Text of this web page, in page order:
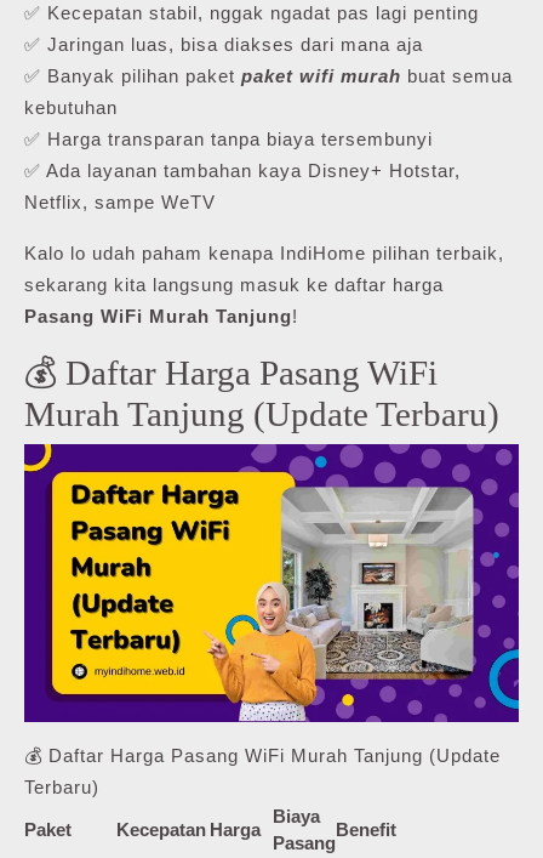
✅ Kecepatan stabil, nggak ngadat pas lagi penting
✅ Jaringan luas, bisa diakses dari mana aja
✅ Banyak pilihan paket paket wifi murah buat semua
kebutuhan
✅ Harga transparan tanpa biaya tersembunyi
✅ Ada layanan tambahan kaya Disney+ Hotstar,
Netflix, sampe WeTV
Kalo lo udah paham kenapa IndiHome pilihan terbaik,
sekarang kita langsung masuk ke daftar harga
Pasang WiFi Murah Tanjung!
💰 Daftar Harga Pasang WiFi
Murah Tanjung (Update Terbaru)
💰 Daftar Harga Pasang WiFi Murah Tanjung (Update
Terbaru)
Paket Kecepatan Harga
Biaya
Pasang
Benefit